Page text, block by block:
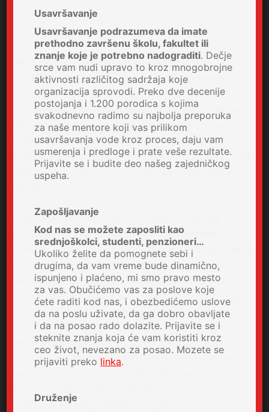
Home PROJEKTI KLUB RODITELJA
„Klub roditelja“ je projekat koji je imao
cilj izgradnju zajednicke strategije na relaciji
osoba ometena u mentalnom razvoju-roditelj-
strucnjak-društvo. Dugogodišnja saradnja kako sa
Udruženjima roditelja, tako i sa državnim organima
pokazala nam je da je to jedini nacin da se stvori
svest o demokratskim standardima potrebnim da se
osigura dostojan život za osobe sa smetnjama u
Projektne aktivnosti koje su pratile ostvarenje
postavljenog cilja su organizovanje seminara za
roditelje iz tri Udruženja iz unutrašnjosti Srbije i tri iz
Beograda, kao i pokretanje informativnog centra.
Seminar je obuhvatio 54 direktna ucesnika i na
stotine indirektnih koji svakodnevno koriste usluge
infocentra i koji koriste znanje ucesnika seminara.
Seminari su organizovani 28-29.maja, 4-5.juna i 11-
12.juna 2005 godine. Seminarima su prisustvovali
predstavnika beogradskih udruženja koji su prošli
Usavršavanje
Usavršavanje podrazumeva da imate
prethodno završenu školu, fakultet ili
znanje koje je potrebno nadograditi. Dečje
srce vam nudi upravo to kroz mnogobrojne
aktivnosti različitog sadržaja koje
organizacija sprovodi. Preko dve decenije
postojanja i 1.200 porodica s kojima
svakodnevno radimo su najbolja preporuka
za naše mentore koji vas prilikom
usavršavanja vode kroz proces, daju vam
usmerenja i predloge i prate veše rezultate.
Prijavite se i budite deo našeg zajedničkog
uspeha.
Zapošljavanje
Kod nas se možete zaposliti kao
srednjoškolci, studenti, penzioneri…
Ukoliko želite da pomognete sebi i
drugima, da vam vreme bude dinamično,
ispunjeno i plaćeno, mi smo pravo mesto
za vas. Obučićemo vas za poslove koje
ćete raditi kod nas, i obezbedićemo uslove
da na poslu uživate, da ga dobro obavljate
i da na posao rado dolazite. Prijavite se i
steknite znanja koja će vam koristiti kroz
ceo život, nevezano za posao. Mozete se
prijaviti preko linka.
Druženje